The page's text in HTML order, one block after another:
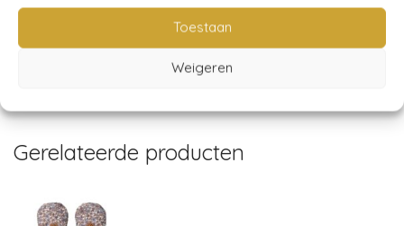
Toestaan
Weigeren
Artikelnummer:N/B
Categorieën:
SALE!
Gerelateerde producten